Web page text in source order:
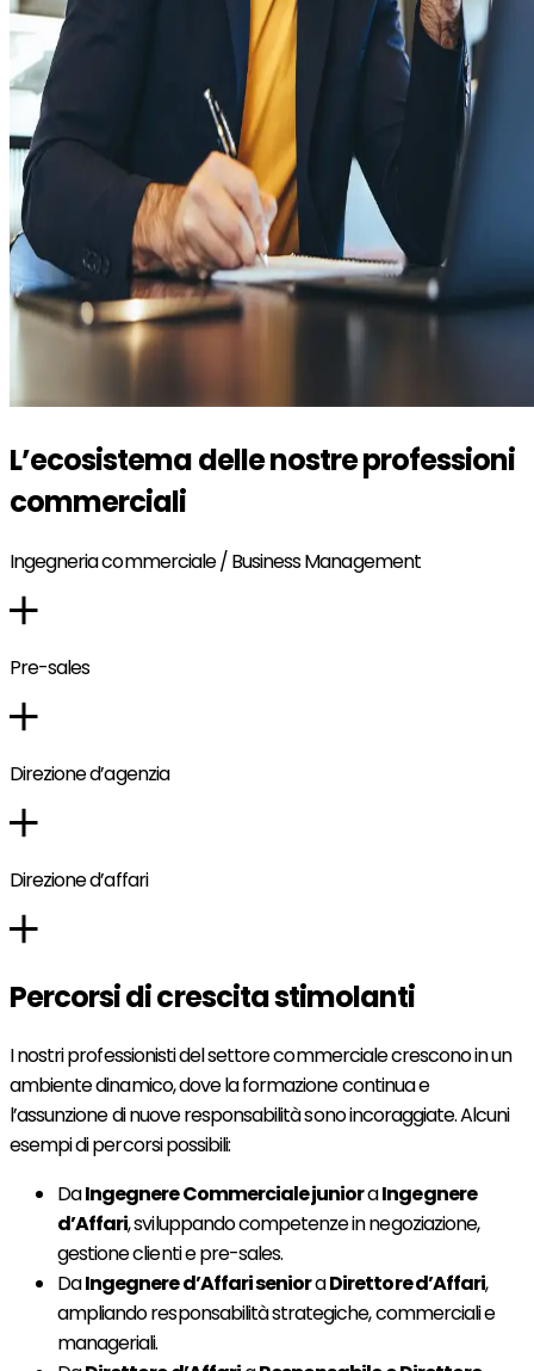
L’ecosistema delle nostre professioni
commerciali
Ingegneria commerciale / Business Management
Pre-sales
Direzione d’agenzia
Direzione d’affari
Percorsi di crescita stimolanti
I nostri professionisti del settore commerciale crescono in un
ambiente dinamico, dove la formazione continua e
l’assunzione di nuove responsabilità sono incoraggiate. Alcuni
esempi di percorsi possibili:
DaIngegnere Commerciale junioraIngegnere
d’Affari, sviluppando competenze in negoziazione,
gestione clienti e pre-sales.
DaIngegnere d’Affari senioraDirettore d’Affari,
ampliando responsabilità strategiche, commerciali e
manageriali.